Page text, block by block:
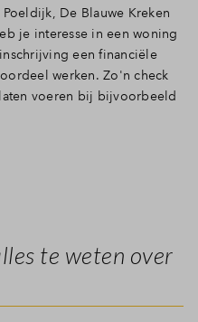
De Blauwe Kreken
je interesse in een woning
een financiële
werken. Zo'n check
voeren bij bijvoorbeeld
te weten over